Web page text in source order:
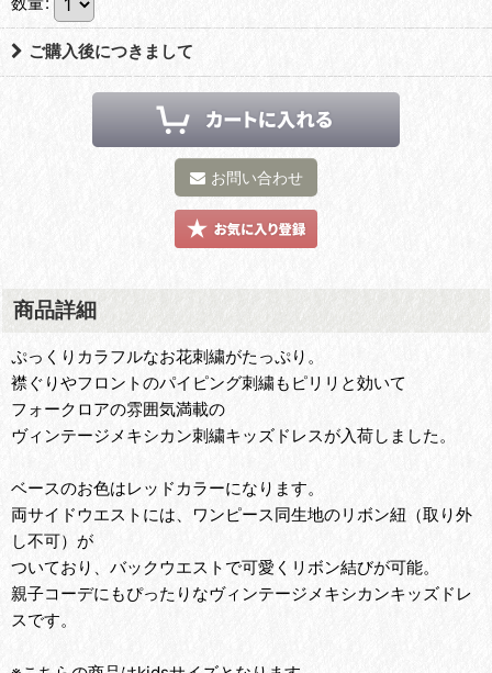
ご購入後につきまして
お問い合わせ
商品詳細
ぷっくりカラフルなお花刺繍がたっぷり。
襟ぐりやフロントのパイピング刺繍もピリリと効いて
フォークロアの雰囲気満載の
ヴィンテージメキシカン刺繍キッズドレスが入荷しました。
ベースのお色はレッドカラーになります。
両サイドウエストには、ワンピース同生地のリボン紐（取り外
し不可）が
ついており、バックウエストで可愛くリボン結びが可能。
親子コーデにもぴったりなヴィンテージメキシカンキッズドレ
スです。